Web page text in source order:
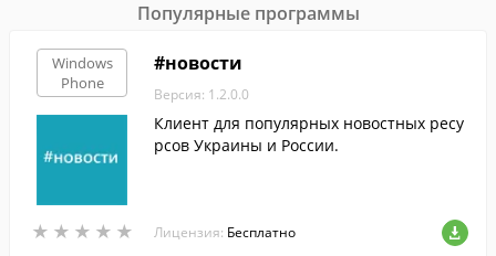
Популярные программы
Windows
Phone
★ ★ ★ ★ ★
★ ★ ★ ★ ★
#новости
Версия: 1.2.0.0
Клиент для популярных новостных ресу
рсов Украины и России.
Лицензия: Бесплатно